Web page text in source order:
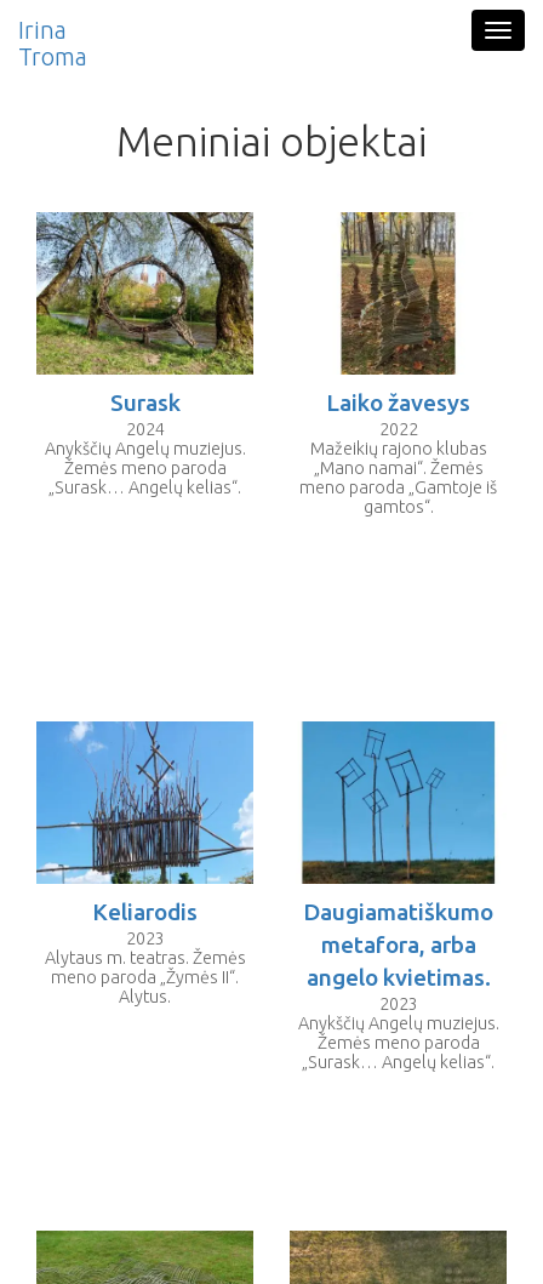
Irina
Troma
Meniniai objektai
Surask
2024
Anykščių Angelų muziejus.
Žemės meno paroda
„Surask… Angelų kelias“.
Laiko žavesys
2022
Mažeikių rajono klubas
„Mano namai“. Žemės
meno paroda „Gamtoje iš
gamtos“.
Keliarodis
2023
Alytaus m. teatras. Žemės
meno paroda „Žymės II“.
Alytus.
Daugiamatiškumo
metafora, arba
angelo kvietimas.
2023
Anykščių Angelų muziejus.
Žemės meno paroda
„Surask… Angelų kelias“.